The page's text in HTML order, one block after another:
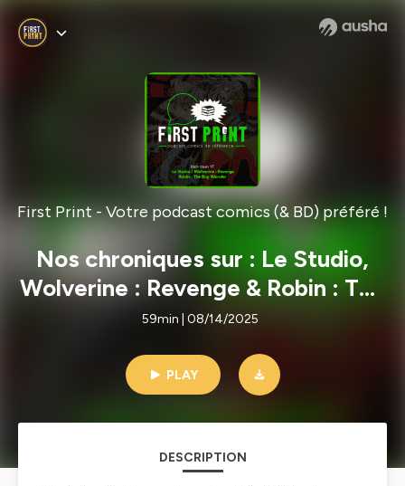
First Print - Votre podcast comics (& BD) préféré !
Nos chroniques sur : Le Studio,
Wolverine : Revenge & Robin : The
Boy Wonder ! [Back Issues VF]
59min | 08/14/2025
PLAY
DESCRIPTION